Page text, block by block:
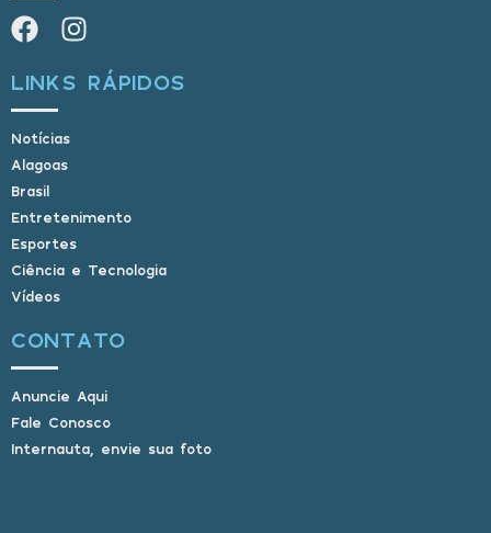
LINKS RÁPIDOS
Notícias
Alagoas
Brasil
Entretenimento
Esportes
Ciência e Tecnologia
Vídeos
CONTATO
Anuncie Aqui
Fale Conosco
Internauta, envie sua foto